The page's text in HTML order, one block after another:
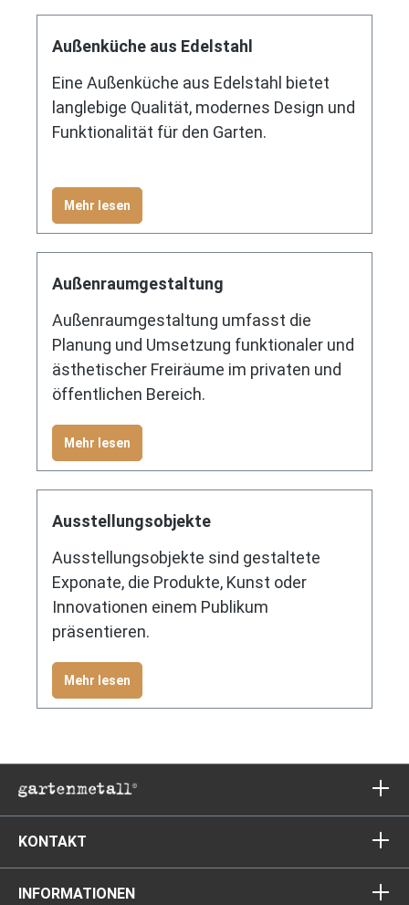
Außenküche aus Edelstahl
Eine Außenküche aus Edelstahl bietet
langlebige Qualität, modernes Design und
Funktionalität für den Garten.
Mehr lesen
Außenraumgestaltung
Außenraumgestaltung umfasst die
Planung und Umsetzung funktionaler und
ästhetischer Freiräume im privaten und
öffentlichen Bereich.
Mehr lesen
Ausstellungsobjekte
Ausstellungsobjekte sind gestaltete
Exponate, die Produkte, Kunst oder
Innovationen einem Publikum
präsentieren.
Mehr lesen
KONTAKT
INFORMATIONEN